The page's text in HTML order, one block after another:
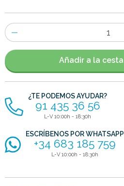
Número
de
artículos
Añadir a la cesta
¿TE PODEMOS AYUDAR?
91 435 36 56
L-V 10:00h - 18:30h
ESCRÍBENOS POR WHATSAPP
+34 683 185 759
L-V 10:00h - 18:30h